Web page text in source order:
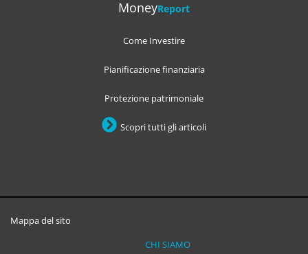
MoneyReport
Come Investire
Pianificazione finanziaria
Protezione patrimoniale
Scopri tutti gli articoli
Mappa del sito
CHI SIAMO